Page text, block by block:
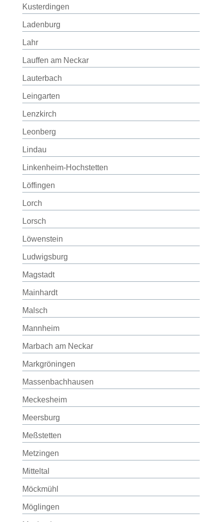
Kusterdingen
Ladenburg
Lahr
Lauffen am Neckar
Lauterbach
Leingarten
Lenzkirch
Leonberg
Lindau
Linkenheim-Hochstetten
Löffingen
Lorch
Lorsch
Löwenstein
Ludwigsburg
Magstadt
Mainhardt
Malsch
Mannheim
Marbach am Neckar
Markgröningen
Massenbachhausen
Meckesheim
Meersburg
Meßstetten
Metzingen
Mitteltal
Möckmühl
Möglingen